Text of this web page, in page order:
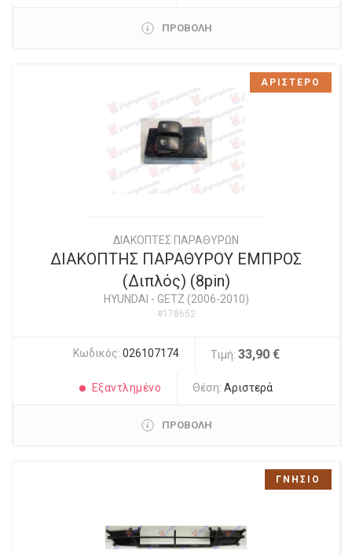
ΠΡΟΒΟΛΗ
ΔΙΑΚΟΠΤΕΣ ΠΑΡΑΘΥΡΩΝ
ΔΙΑΚΟΠΤΗΣ ΠΑΡΑΘΥΡΟΥ ΕΜΠΡΟΣ
(Διπλός) (8pin)
HYUNDAI - GETZ (2006-2010)
#178652
Κωδικός: 026107174 Τιμή: 33,90 €
Εξαντλημένο Θέση:Αριστερά
ΠΡΟΒΟΛΗ
ΑΡΙΣΤΕΡΟ
ΓΝΗΣΙΟ